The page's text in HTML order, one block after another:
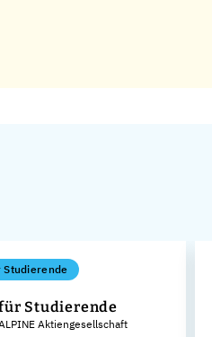
Studierende
Aktiengesellschaft